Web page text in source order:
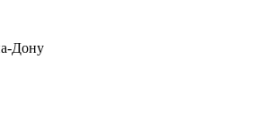
Дону